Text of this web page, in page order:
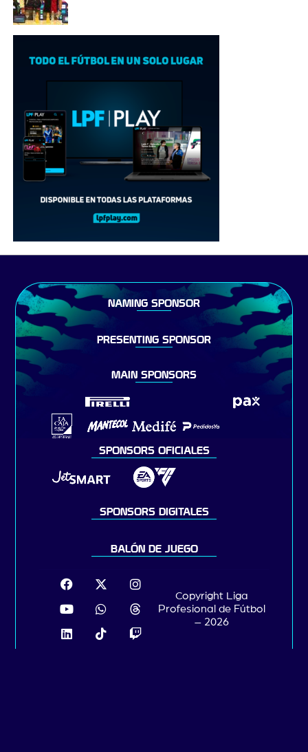
NAMING SPONSOR
PRESENTING SPONSOR
MAIN SPONSORS
SPONSORS OFICIALES
SPONSORS DIGITALES
BALÓN DE JUEGO
Copyright Liga
Profesional de Fútbol
– 2026